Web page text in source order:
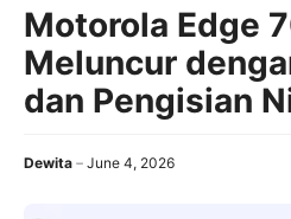
Motorola Edge
Meluncur
dan Pengisian
Dewita June 4, 2026